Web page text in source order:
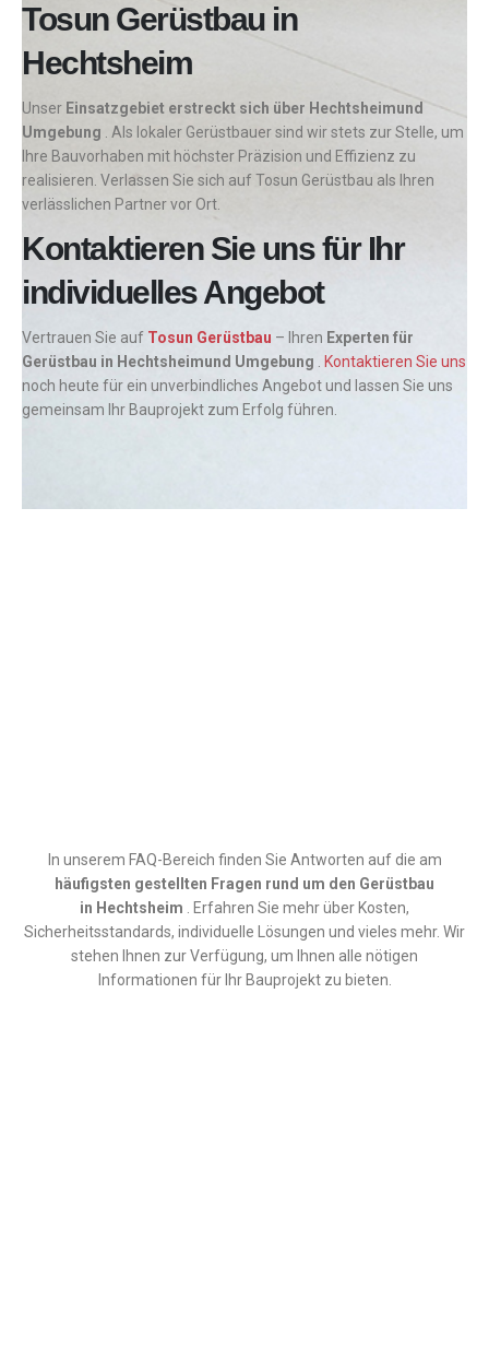
Tosun Gerüstbau in
Hechtsheim
Unser Einsatzgebiet erstreckt sich über Hechtsheimund
Umgebung
. Als lokaler Gerüstbauer sind wir stets zur Stelle, um
Ihre Bauvorhaben mit höchster Präzision und Effizienz zu
realisieren. Verlassen Sie sich auf Tosun Gerüstbau als Ihren
verlässlichen Partner vor Ort.
Kontaktieren Sie uns für Ihr
individuelles Angebot
Vertrauen Sie auf Tosun Gerüstbau – Ihren Experten für
Gerüstbau in Hechtsheimund Umgebung
Kontaktieren Sie uns
noch heute für ein unverbindliches Angebot und lassen Sie uns
gemeinsam Ihr Bauprojekt zum Erfolg führen.
In unserem FAQ-Bereich finden Sie Antworten auf die am
häufigsten gestellten Fragen rund um den Gerüstbau
in Hechtsheim
. Erfahren Sie mehr über Kosten,
Sicherheitsstandards, individuelle Lösungen und vieles mehr. Wir
stehen Ihnen zur Verfügung, um Ihnen alle nötigen
Informationen für Ihr Bauprojekt zu bieten.